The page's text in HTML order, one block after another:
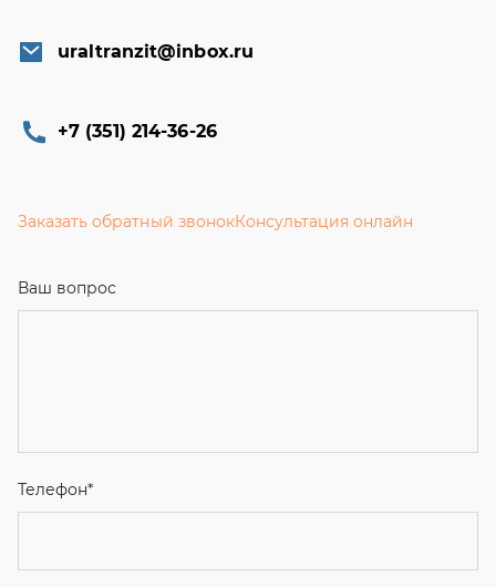
uraltranzit@inbox.ru
+7 (351) 214-36-26
Заказать обратный звонокКонсультация онлайн
Ваш вопрос